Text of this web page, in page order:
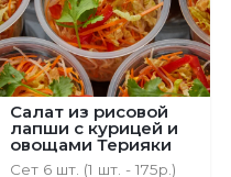
Салат из рисовой
лапши с курицей и
овощами Терияки
Сет 6 шт. (1 шт. - 175р.)